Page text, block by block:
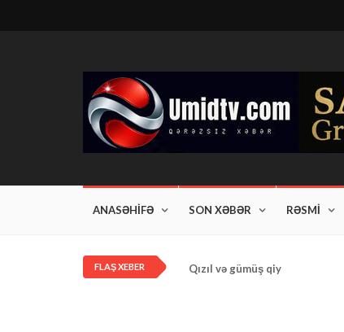
ANASƏHİFƏ SON XƏBƏR RƏSMİ
FLAŞ XEBER Qızıl və gümüş qiymətləri artdı!